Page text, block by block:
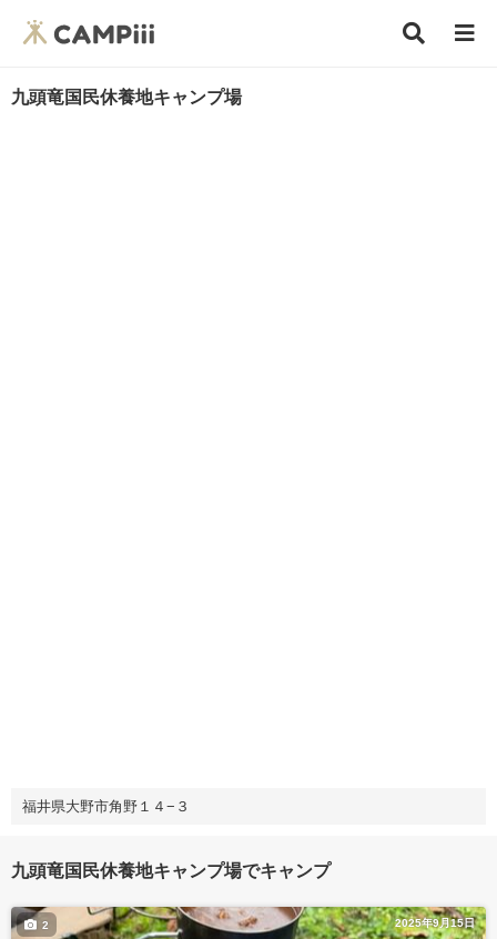
九頭竜国民休養地キャンプ場
福井県大野市角野１４−３
九頭竜国民休養地キャンプ場でキャンプ
2025年9月15日
2